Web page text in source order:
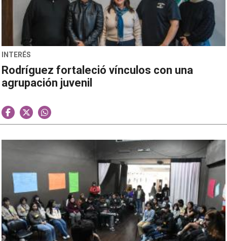
INTERÉS
Rodríguez fortaleció vínculos con una
agrupación juvenil